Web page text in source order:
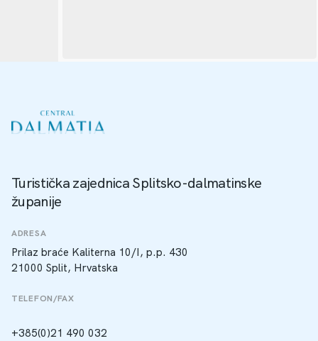
Turistička zajednica Splitsko-dalmatinske
županije
ADRESA
Prilaz braće Kaliterna 10/I, p.p. 430
21000 Split, Hrvatska
TELEFON/FAX
+385(0)21 490 032